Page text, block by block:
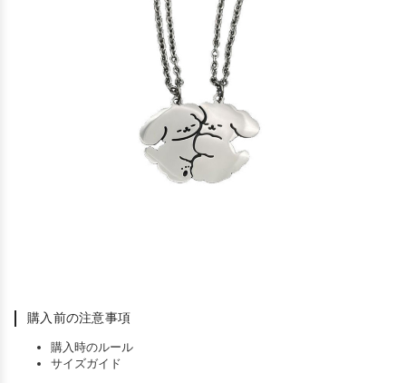
購入前の注意事項
購入時のルール
サイズガイド